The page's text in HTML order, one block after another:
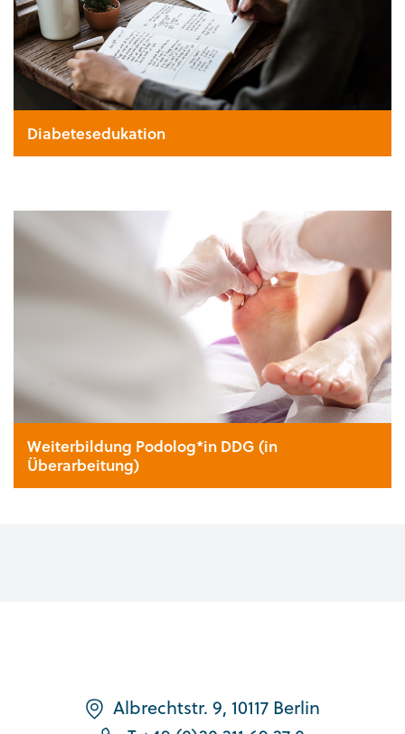
Diabetesedukation
Weiterbildung Podolog*in DDG (in
Überarbeitung)
Albrechtstr. 9, 10117 Berlin